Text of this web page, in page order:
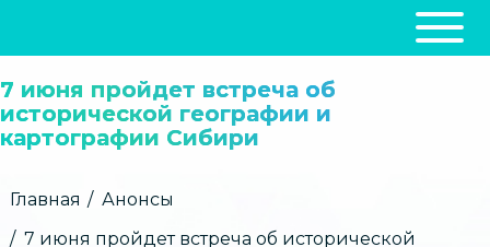
НАВИГАЦИЯ
7 июня пройдет встреча об
исторической географии и
картографии Сибири
Строка
Главная
Анонсы
7 июня пройдет встреча об исторической